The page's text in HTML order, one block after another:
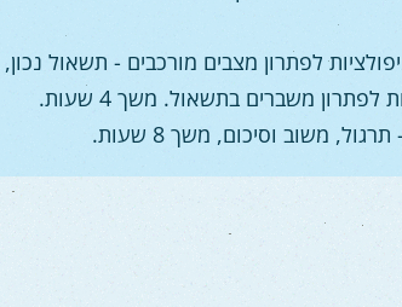
לפתרון מצבים מורכבים - תשאול
משברים בתשאול. משך 4 שעות.
- תרגול, משוב וסיכום, משך 8 שעות.